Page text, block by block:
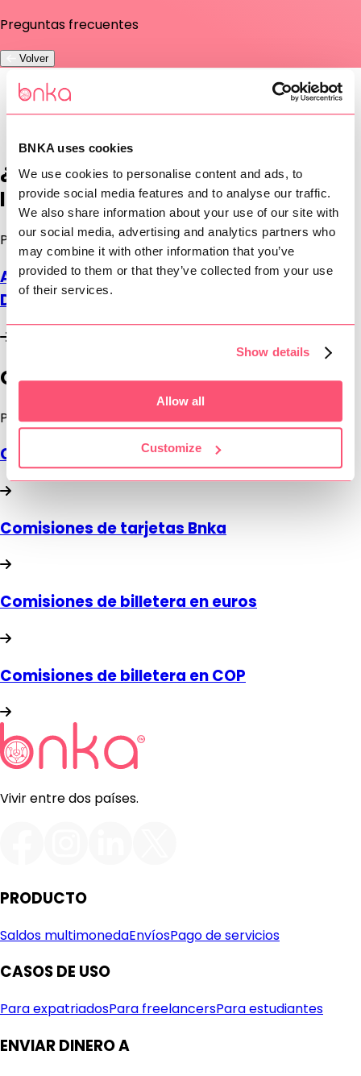
BNKA uses cookies
We use cookies to personalise content and ads, to
provide social media features and to analyse our traffic.
We also share information about your use of our site with
our social media, advertising and analytics partners who
may combine it with other information that you’ve
provided to them or that they’ve collected from your use
of their services.
Show details
Allow all
Customize
Preguntas frecuentes
Volver
Inicio/
Preguntas frecuentes/
¿Puedo solicitar aumento de
límites?
Preguntas
Aumento de límite para persona física -
Depósito y retiros
Comisiones
Preguntas
Comisiones de billetera en ARS
Comisiones de tarjetas Bnka
Comisiones de billetera en euros
Comisiones de billetera en COP
Vivir entre dos países.
PRODUCTO
Saldos multimonedaEnvíosPago de servicios
CASOS DE USO
Para expatriadosPara freelancersPara estudiantes
ENVIAR DINERO A